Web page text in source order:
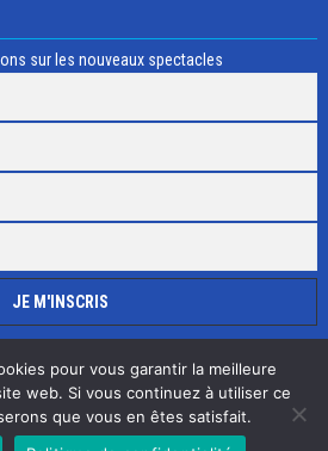
sur les nouveaux spectacles
droits réservés, RéalisationAdamaco
pour vous garantir la meilleure
web. Si vous continuez à utiliser ce
que vous en êtes satisfait.